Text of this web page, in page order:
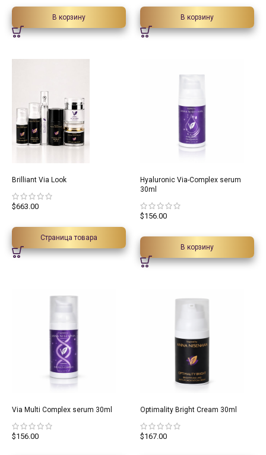
В корзину В корзину
Brilliant Via Look
$663.00
Страница товара
Hyaluronic Via-Complex serum
30ml
$156.00
В корзину
Via Multi Complex serum 30ml
$156.00
Optimality Bright Cream 30ml
$167.00